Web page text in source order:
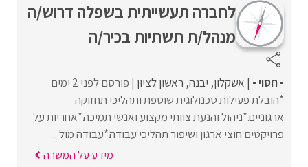
לחברה תעשייתית בשפלה דרוש/ה
מנהל/ת תשתיות בכיר/ה
- חסוי - אשקלון יבנה ראשון לציון פורסם לפני 2 ימים
*הובלת פעילות טכנולוגית שוטפת ותהליכי תחזוקה
ארגוניים.*ניהול והנעת צוותי מקצוע ואנשי תמיכה.*אחריות על
פרויקטים חוצי ארגון ושיפור תהליכי עבודה.*עבודה מול ...
מידע על המשרה